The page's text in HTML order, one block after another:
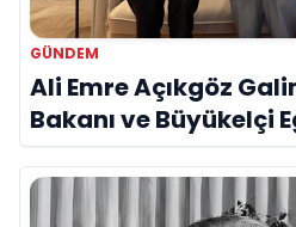
GÜNDEM
Ali Emre Açıkgöz
Bakanı ve Büyükelçi
Bir Araya Geldi